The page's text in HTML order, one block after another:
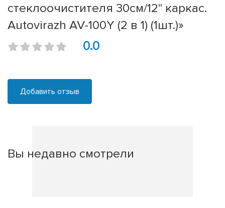
стеклоочистителя 30см/12'' каркас.
Autovirazh AV-100Y (2 в 1) (1шт.)»
0.0
Добавить отзыв
Вы недавно смотрели